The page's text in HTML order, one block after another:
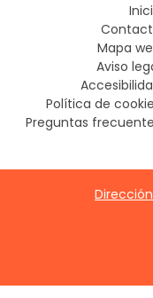
Mapa
Aviso
Política de
Preguntas